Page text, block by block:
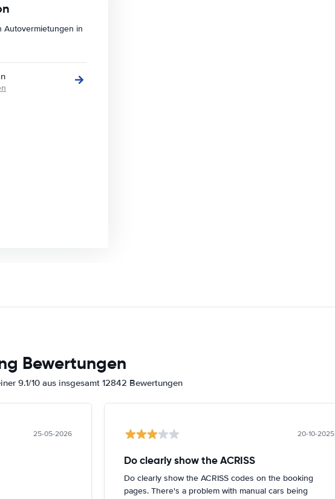
Autovermietungen in
Bewertungen
9.1/10 aus insgesamt 12842 Bewertungen
25-05-2026 20-10-2025
Do clearly show the ACRISS
Do clearly show the ACRISS codes on the booking
pages. There's a problem with manual cars being